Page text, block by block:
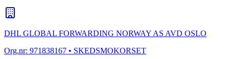
DHL GLOBAL FORWARDING NORWAY AS AVD OSLO
Org.nr: 971838167 • SKEDSMOKORSET